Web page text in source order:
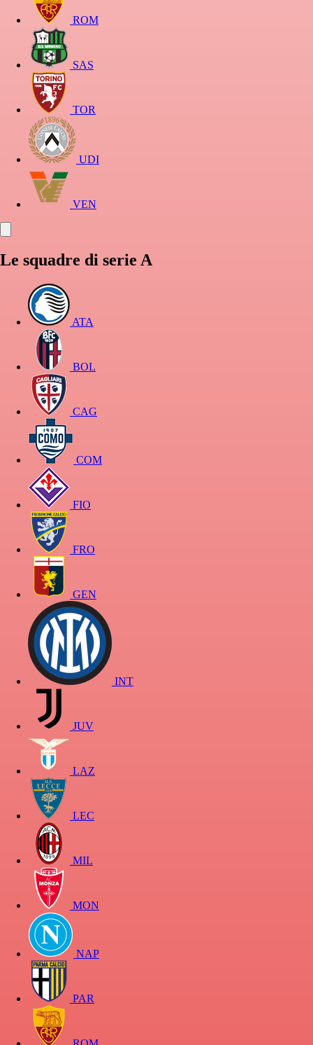
ROM
SAS
TOR
UDI
VEN
Le squadre di serie A
ATA
BOL
CAG
COM
FIO
FRO
GEN
INT
JUV
LAZ
LEC
MIL
MON
NAP
PAR